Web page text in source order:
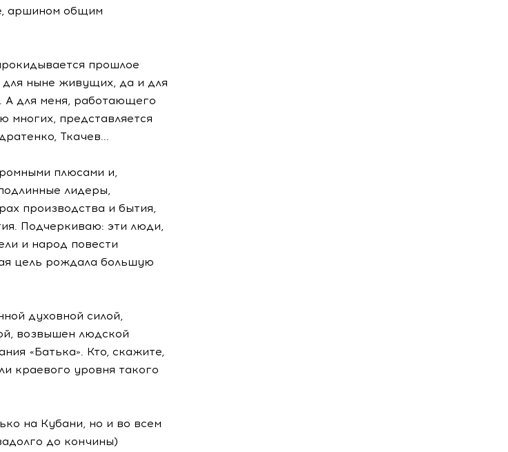
аршином общим
прошлое
ныне живущих, да и для
А для меня, работающего
многих, представляется
Ткачев...
плюсами и,
лидеры,
производства и бытия,
Подчеркиваю: эти люди,
и народ повести
цель рождала большую
духовной силой,
возвышен людской
«Батька». Кто, скажите,
краевого уровня такого
на Кубани, но и во всем
до кончины)